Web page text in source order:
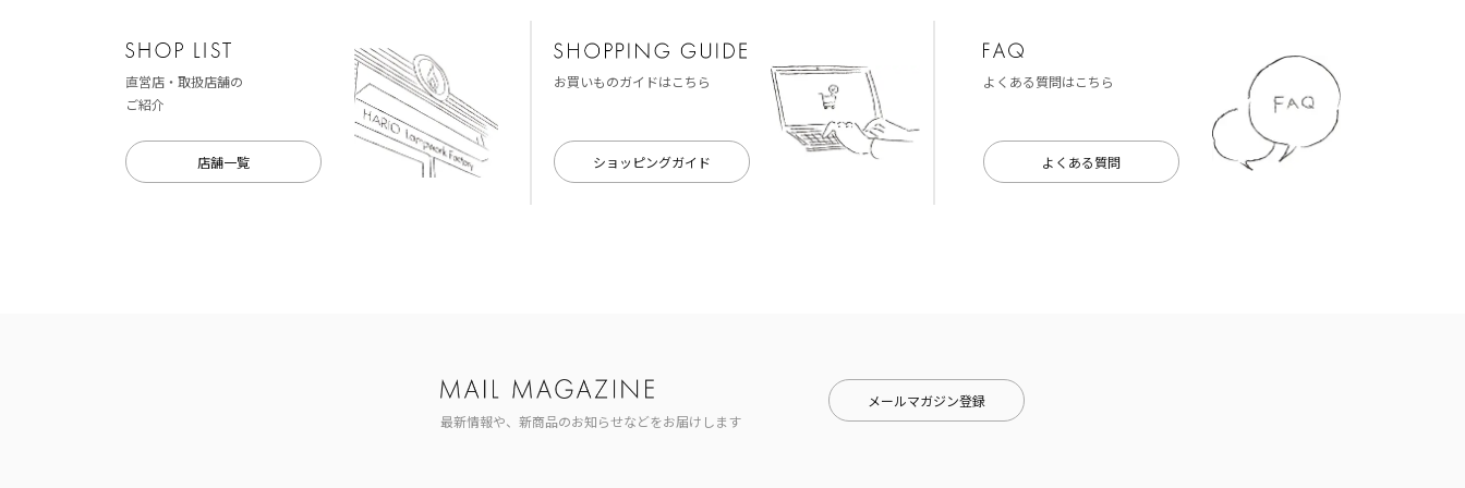
直営店・取扱店舗の
ご紹介
店舗一覧
お買いものガイドはこちら
ショッピングガイド
よくある質問はこちら
よくある質問
最新情報や、新商品のお知らせなどをお届けします
メールマガジン登録